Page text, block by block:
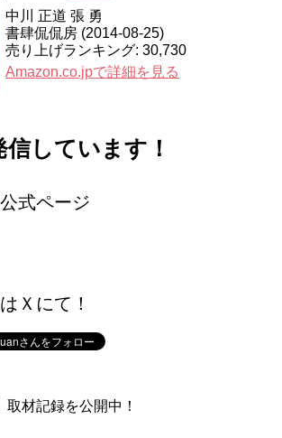
中川 正道 張 勇
書肆侃侃房 (2014-08-25)
売り上げランキング: 30,730
Amazon.co.jpで詳細を見る
しています！
式ページ
Ｘにて！
取材記録を公開中！